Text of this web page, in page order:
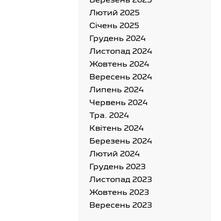
Лютий 2025
Cічень 2025
Грудень 2024
Листопад 2024
Жовтень 2024
Вересень 2024
Липень 2024
Червень 2024
Тра. 2024
Квітень 2024
Березень 2024
Лютий 2024
Грудень 2023
Листопад 2023
Жовтень 2023
Вересень 2023